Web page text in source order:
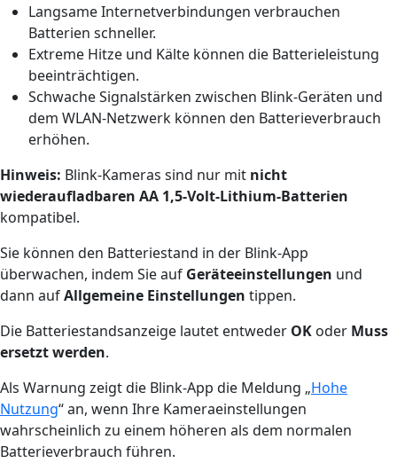
Langsame Internetverbindungen verbrauchen
Batterien schneller.
Extreme Hitze und Kälte können die Batterieleistung
beeinträchtigen.
Schwache Signalstärken zwischen Blink-Geräten und
dem WLAN-Netzwerk können den Batterieverbrauch
erhöhen.
Hinweis: Blink-Kameras sind nur mit nicht
wiederaufladbaren AA 1,5-Volt-Lithium-Batterien
kompatibel.
Sie können den Batteriestand in der Blink-App
überwachen, indem Sie auf Geräteeinstellungen und
dann aufAllgemeine Einstellungen tippen.
Die Batteriestandsanzeige lautet entweder OK oder Muss
ersetzt werden.
Als Warnung zeigt die Blink-App die Meldung „Hohe
Nutzung“ an, wenn Ihre Kameraeinstellungen
wahrscheinlich zu einem höheren als dem normalen
Batterieverbrauch führen.